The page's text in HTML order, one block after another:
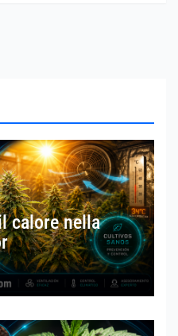
calore nella